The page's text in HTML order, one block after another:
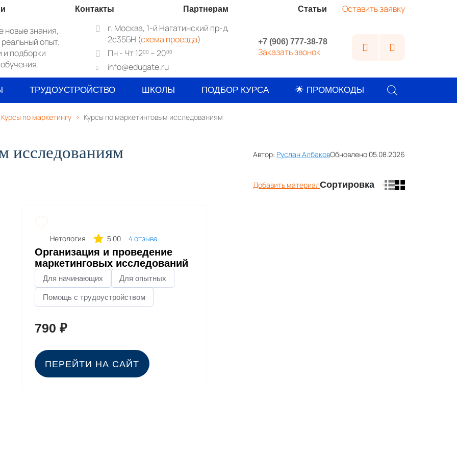
Контакты Партнерам Статьи
Оставить заявку
новые знания,
опыт.
и подборки
г. Москва, 1-й Нагатинский пр-д,
2c35БН (схема проезда)
Пн - Чт 1200 – 2000
info@edugate.ru
+7 (906) 777-38-78
Заказать звонок
ТРУДОУСТРОЙСТВО ШКОЛЫ ПОДБОР КУРСА 🌟 ПРОМОКОДЫ
Поиск
товаров
Курсы по маркетингу Курсы по маркетинговым исследованиям
исследованиям Автор: Руслан АлбаковОбновлено 05.08.2026
Добавить материалСортировка
Нетология 5.00 4 отзыва
Организация и проведение
маркетинговых исследований
Для начинающих Для опытных
Помощь с трудоустройством
790
ПЕРЕЙТИ НА САЙТ